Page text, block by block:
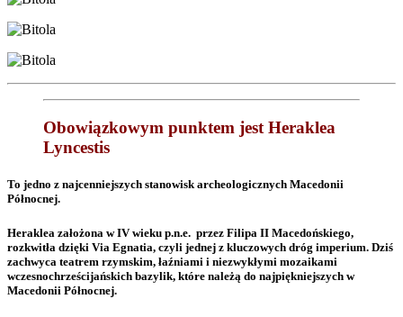
Obowiązkowym punktem jest Heraklea
Lyncestis
To jedno z najcenniejszych stanowisk archeologicznych Macedonii
Północnej.
Heraklea założona w IV wieku p.n.e. przez Filipa II Macedońskiego,
rozkwitła dzięki Via Egnatia, czyli jednej z kluczowych dróg imperium. Dziś
zachwyca teatrem rzymskim, łaźniami i niezwykłymi mozaikami
wczesnochrześcijańskich bazylik, które należą do najpiękniejszych w
Macedonii Północnej.